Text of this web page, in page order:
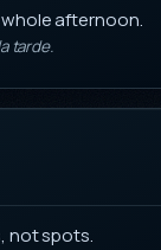
afternoon.
tarde.
not spots.